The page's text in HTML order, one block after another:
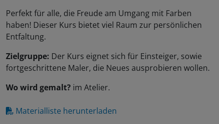
Perfekt für alle, die Freude am Umgang mit Farben
haben! Dieser Kurs bietet viel Raum zur persönlichen
Entfaltung.
Zielgruppe: Der Kurs eignet sich für Einsteiger, sowie
fortgeschrittene Maler, die Neues ausprobieren wollen.
Wo wird gemalt? im Atelier.
Materialliste herunterladen